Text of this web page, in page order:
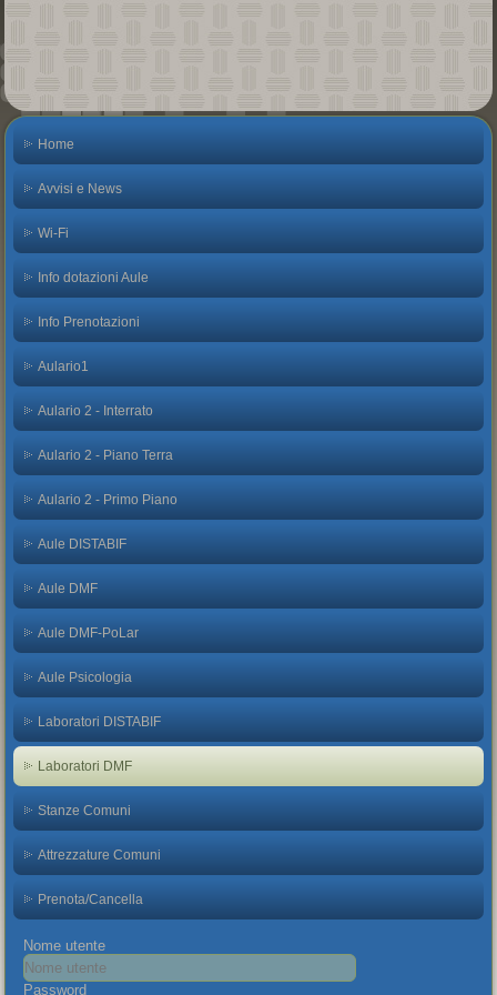
Home
Avvisi e News
Wi-Fi
Info dotazioni Aule
Info Prenotazioni
Aulario1
Aulario 2 - Interrato
Aulario 2 - Piano Terra
Aulario 2 - Primo Piano
Aule DISTABIF
Aule DMF
Aule DMF-PoLar
Aule Psicologia
Laboratori DISTABIF
Laboratori DMF
Stanze Comuni
Attrezzature Comuni
Prenota/Cancella
Nome utente
Password